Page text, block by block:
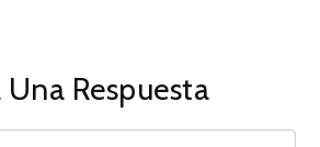
Una Respuesta